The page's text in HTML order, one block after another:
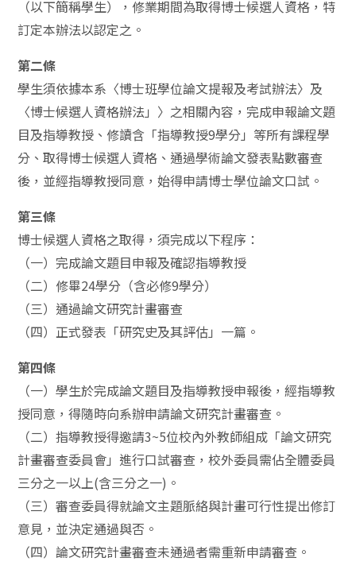
（以下簡稱學生），修業期間為取得博士候選人資格，特
訂定本辦法以認定之。
第二條
學生須依據本系〈博士班學位論文提報及考試辦法〉及
〈博士候選人資格辦法」〉之相關內容，完成申報論文題
目及指導教授、修讀含「指導教授9學分」等所有課程學
分、取得博士候選人資格、通過學術論文發表點數審查
後，並經指導教授同意，始得申請博士學位論文口試。
第三條
博士候選人資格之取得，須完成以下程序：
（一）完成論文題目申報及確認指導教授
（二）修畢24學分（含必修9學分）
（三）通過論文研究計畫審查
（四）正式發表「研究史及其評估」一篇。
第四條
（一）學生於完成論文題目及指導教授申報後，經指導教
授同意，得隨時向系辦申請論文研究計畫審查。
（二）指導教授得邀請3~5位校內外教師組成「論文研究
計畫審查委員會」進行口試審查，校外委員需佔全體委員
三分之一以上(含三分之一)。
（三）審查委員得就論文主題脈絡與計畫可行性提出修訂
意見，並決定通過與否。
（四）論文研究計畫審查未通過者需重新申請審查。